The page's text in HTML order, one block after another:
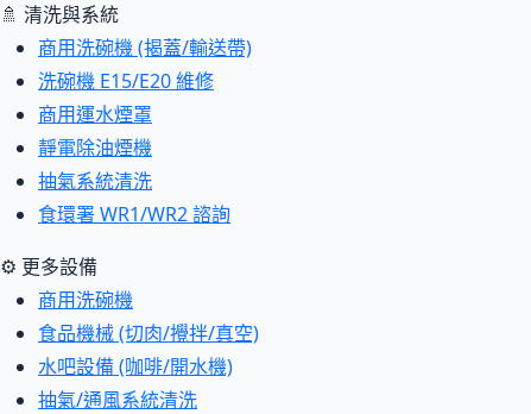
🚿 清洗與系統
商用洗碗機 (揭蓋/輸送帶)
洗碗機 E15/E20 維修
商用運水煙罩
靜電除油煙機
抽氣系統清洗
食環署 WR1/WR2 諮詢
⚙ 更多設備
商用洗碗機
食品機械 (切肉/攪拌/真空)
水吧設備 (咖啡/開水機)
抽氣/通風系統清洗